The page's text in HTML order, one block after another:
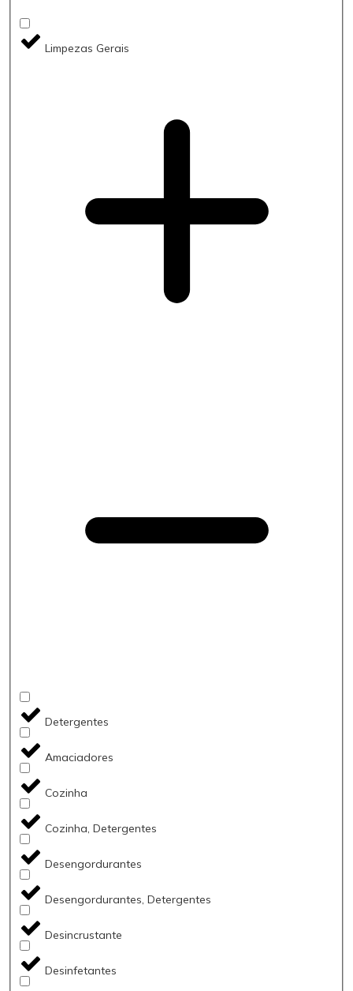
Limpezas Gerais
Detergentes
Amaciadores
Cozinha
Cozinha, Detergentes
Desengordurantes
Desengordurantes, Detergentes
Desincrustante
Desinfetantes